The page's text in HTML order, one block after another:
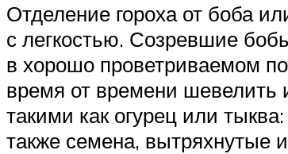
Отделение гороха от боба
с легкостью. Созревшие
в хорошо проветриваемом
время от времени шевелить
такими как огурец или
также семена, вытряхнутые